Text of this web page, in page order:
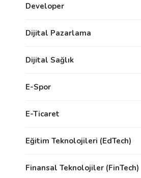
Developer
Dijital Pazarlama
Dijital Sağlık
E-Spor
E-Ticaret
Eğitim Teknolojileri (EdTech)
Finansal Teknolojiler (FinTech)